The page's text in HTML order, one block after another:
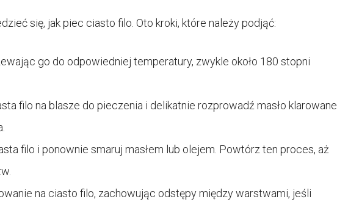
się, jak piec ciasto filo. Oto kroki, które należy podjąć:
go do odpowiedniej temperatury, zwykle około 180 stopni
filo na blasze do pieczenia i delikatnie rozprowadź masło klarowane
filo i ponownie smaruj masłem lub olejem. Powtórz ten proces, aż
na ciasto filo, zachowując odstępy między warstwami, jeśli